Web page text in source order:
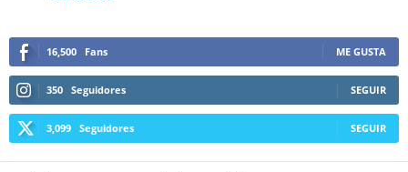
16,500 Fans ME GUSTA
350 Seguidores SEGUIR
3,099 Seguidores SEGUIR